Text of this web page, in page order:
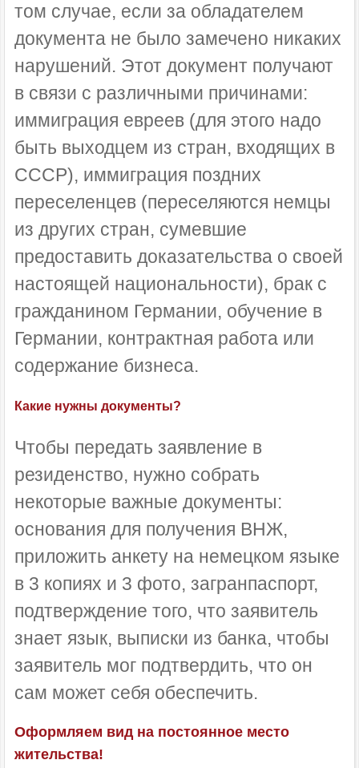
том случае, если за обладателем
документа не было замечено никаких
нарушений. Этот документ получают
в связи с различными причинами:
иммиграция евреев (для этого надо
быть выходцем из стран, входящих в
СССР), иммиграция поздних
переселенцев (переселяются немцы
из других стран, сумевшие
предоставить доказательства о своей
настоящей национальности), брак с
гражданином Германии, обучение в
Германии, контрактная работа или
содержание бизнеса.
Какие нужны документы?
Чтобы передать заявление в
резиденство, нужно собрать
некоторые важные документы:
основания для получения ВНЖ,
приложить анкету на немецком языке
в 3 копиях и 3 фото, загранпаспорт,
подтверждение того, что заявитель
знает язык, выписки из банка, чтобы
заявитель мог подтвердить, что он
сам может себя обеспечить.
Оформляем вид на постоянное место
жительства!